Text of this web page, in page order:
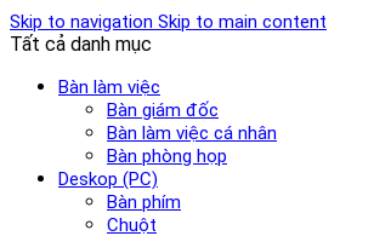
Skip to navigation Skip to main content
Tất cả danh mục
Bàn làm việc
Bàn giám đốc
Bàn làm việc cá nhân
Bàn phòng họp
Deskop (PC)
Bàn phím
Chuột